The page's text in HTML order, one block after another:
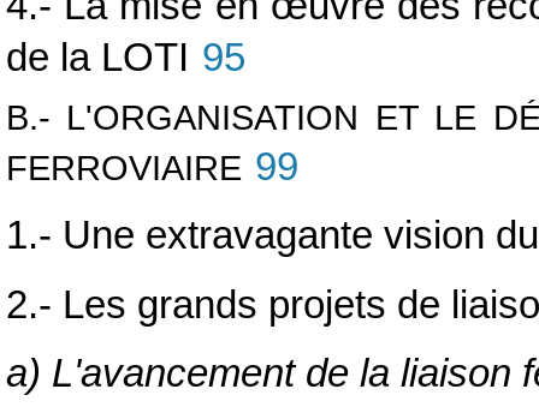
de la LOTI 95
B.- L'ORGANISATION ET LE
FERROVIAIRE 99
1.- Une extravagante vision
2.- Les grands projets de
a) L'avancement de la liaison